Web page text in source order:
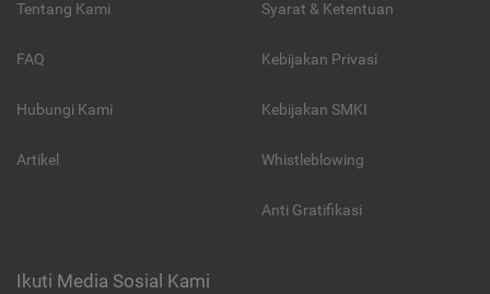
Tentang Kami
FAQ
Hubungi Kami
Artikel
Syarat & Ketentuan
Kebijakan Privasi
Kebijakan SMKI
Whistleblowing
Anti Gratifikasi
Ikuti Media Sosial Kami